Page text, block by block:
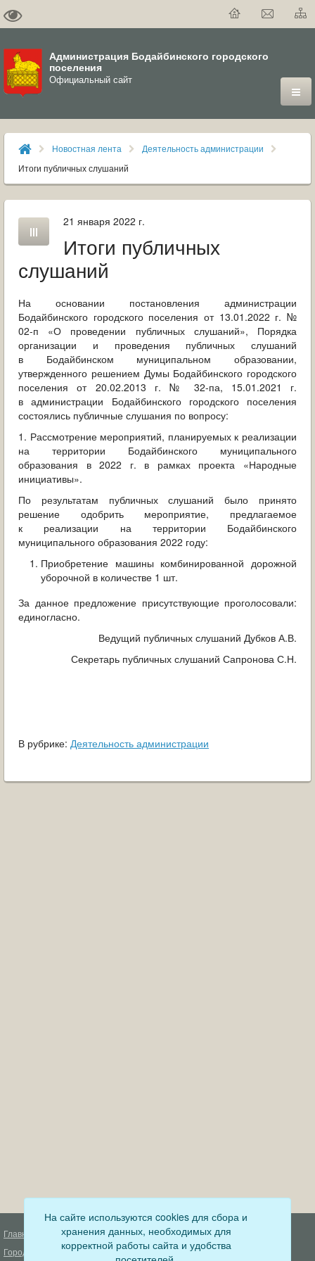
Администрация Бодайбинского городского
поселения
Официальный сайт
ГОРОД
ДУМА
ВЛАСТЬ
ДОКУМЕНТЫ
ОФИЦИАЛЬНЫЙ ВЕСТНИК БОДАЙБО
ОБРАЩЕНИЯ ГРАЖДАН
ГРАДОСТРОИТЕЛЬНАЯ ДЕЯТЕЛЬНОСТЬ
ИНФОРМИРОВАНИЕ НАСЕЛЕНИЯ
ДЕЯТЕЛЬНОСТЬ ПРОКУРАТУРЫ
МУНИЦИПАЛЬНЫЙ КОНТРОЛЬ
ПОИСК ПО САЙТУ
Новостная лента
Деятельность администрации
Итоги публичных слушаний
21 января 2022 г.
Итоги публичных
слушаний
На основании постановления администрации
Бодайбинского городского поселения от 13.01.2022 г. №
02-п «О проведении публичных слушаний», Порядка
организации и проведения публичных слушаний
в Бодайбинском муниципальном образовании,
утвержденного решением Думы Бодайбинского городского
поселения от 20.02.2013 г. № 32-па, 15.01.2021 г.
в администрации Бодайбинского городского поселения
состоялись публичные слушания по вопросу:
1. Рассмотрение мероприятий, планируемых к реализации
на территории Бодайбинского муниципального
образования в 2022 г. в рамках проекта «Народные
инициативы».
По результатам публичных слушаний было принято
решение одобрить мероприятие, предлагаемое
к реализации на территории Бодайбинского
муниципального образования 2022 году:
Приобретение машины комбинированной дорожной
уборочной в количестве 1 шт.
За данное предложение присутствующие проголосовали:
единогласно.
Ведущий публичных слушаний Дубков А.В.
Секретарь публичных слушаний Сапронова С.Н.
В рубрике: Деятельность администрации
Главная
Город
Деятельность прокуратуры
Муниципальный контроль
На сайте используются cookies для сбора и
хранения данных, необходимых для
корректной работы сайта и удобства